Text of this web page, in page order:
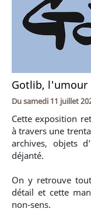
Gotlib, l'umour
Dusamedi 11 juillet
Cette exposition
à travers une
archives, objets
déjanté.
On y retrouve
détail et cette
non-sens.